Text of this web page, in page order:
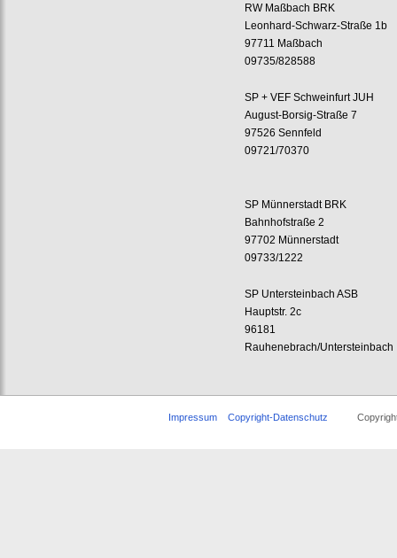
RW Maßbach BRK
Leonhard-Schwarz-Straße 1b
97711 Maßbach
09735/828588
SP + VEF Schweinfurt JUH
August-Borsig-Straße 7
97526 Sennfeld
09721/70370
SP Münnerstadt BRK
Bahnhofstraße 2
97702 Münnerstadt
09733/1222
SP Untersteinbach ASB
Hauptstr. 2c
96181
Rauhenebrach/Untersteinbach
Impressum Copyright-Datenschutz Copyright